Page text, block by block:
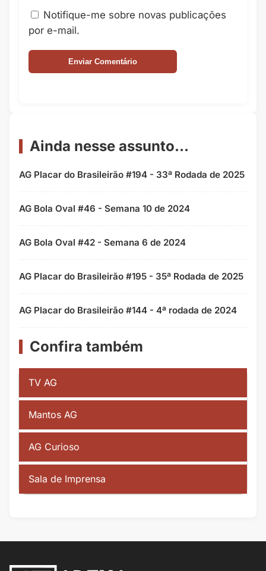
Notifique-me sobre novas publicações
por e-mail.
Ainda nesse assunto...
AG Placar do Brasileirão #194 - 33ª Rodada de 2025
AG Bola Oval #46 - Semana 10 de 2024
AG Bola Oval #42 - Semana 6 de 2024
AG Placar do Brasileirão #195 - 35ª Rodada de 2025
AG Placar do Brasileirão #144 - 4ª rodada de 2024
Confira também
TV AG
Mantos AG
AG Curioso
Sala de Imprensa